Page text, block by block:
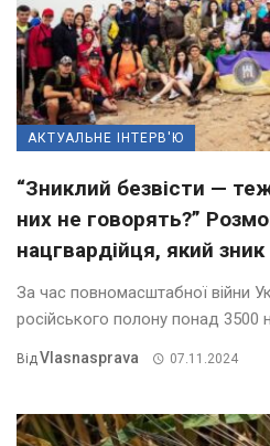
АКТУАЛЬНЕ ІНТЕРВ'Ю
“Зниклий безвісти —
них не говорять?”
нацгвардійця, який зник
За час повномасштабної війни
російського полону понад 3500
Від Vlasnasprava 07.11.2024